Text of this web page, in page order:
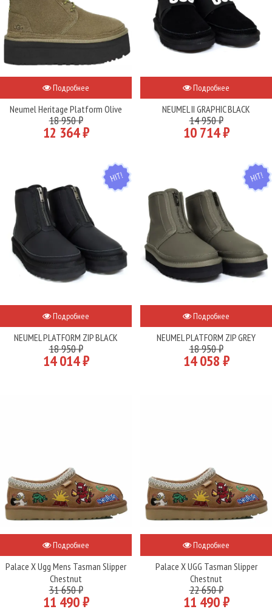
Подробнее
Neumel Heritage Platform Olive
18 950 ₽
12 364 ₽
Подробнее
NEUMEL II GRAPHIC BLACK
14 950 ₽
10 714 ₽
HIT
Подробнее
NEUMEL PLATFORM ZIP BLACK
18 950 ₽
14 014 ₽
HIT
Подробнее
NEUMEL PLATFORM ZIP GREY
18 950 ₽
14 058 ₽
Подробнее
Palace X Ugg Mens Tasman Slipper
Chestnut
31 650 ₽
11 490 ₽
Подробнее
Palace X UGG Tasman Slipper
Chestnut
22 650 ₽
11 490 ₽